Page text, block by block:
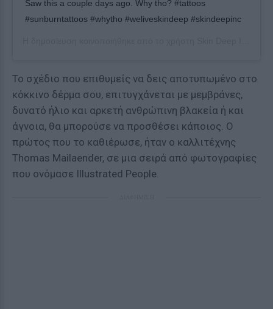
Saw this a couple days ago. Why tho? #tattoos
#sunburntattoos #whytho #weliveskindeep #skindeepinc
Το σχέδιο που επιθυμείς να δεις αποτυπωμένο στο
κόκκινο δέρμα σου, επιτυγχάνεται με μεμβράνες,
δυνατό ήλιο και αρκετή ανθρώπινη βλακεία ή και
άγνοια, θα μπορούσε να προσθέσει κάποιος. Ο
πρώτος που το καθιέρωσε, ήταν ο καλλιτέχνης
Thomas Mailaender, σε μια σειρά από φωτογραφίες
που ονόμασε Illustrated People.